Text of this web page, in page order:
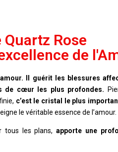
Quartz Rose
de
Il guérit les blessures
de cœur les plus profondes.
c’est le cristal le plus
le véritable essence de l’amour.
tous les plans,apporte une